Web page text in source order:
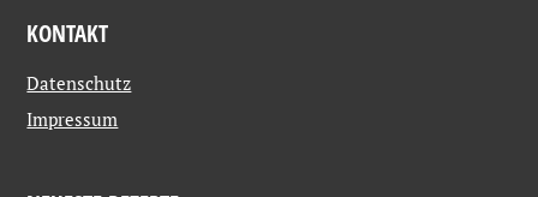
KONTAKT
Datenschutz
Impressum